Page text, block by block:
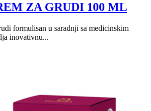
ZA GRUDI 100 ML
formulisan u saradnji sa medicinskim
inovativnu...